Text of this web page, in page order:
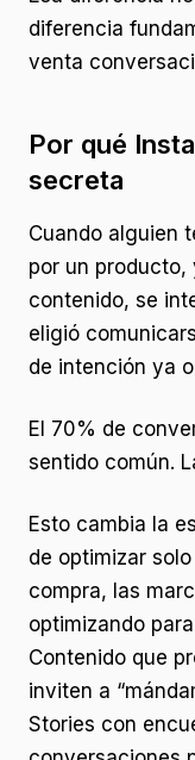
diferencia
venta
Por qué
secreta
Cuando alguien
por un producto,
contenido, se
eligió
de intención ya
El 70% de
sentido común.
Esto cambia la
de optimizar
compra, las
optimizando
Contenido que
inviten a
Stories con